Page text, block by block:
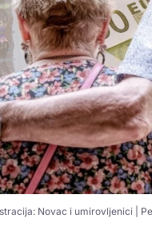
Novac i umirovljenici |